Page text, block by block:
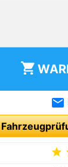
shopping_cart
email
star